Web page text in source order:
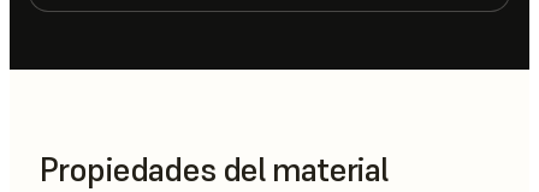
Propiedades del material